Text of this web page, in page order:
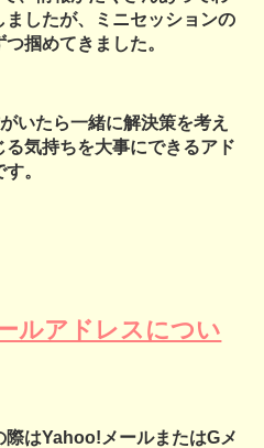
したが、ミニセッションの
掴めてきました。
いたら一緒に解決策を考え
気持ちを大事にできるアド
。
ルアドレスについ
はYahoo!メールまたはGメ